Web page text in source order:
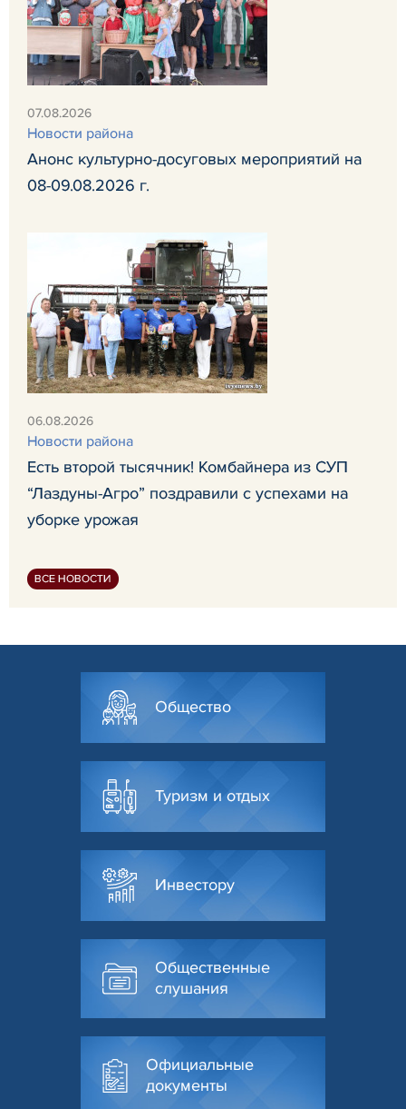
07.08.2026
Новости района
Анонс культурно-досуговых мероприятий на
08-09.08.2026 г.
06.08.2026
Новости района
Есть второй тысячник! Комбайнера из СУП
“Лаздуны-Агро” поздравили с успехами на
уборке урожая
ВСЕ НОВОСТИ
Общество
Туризм и отдых
Инвестору
Общественные
слушания
Официальные
документы